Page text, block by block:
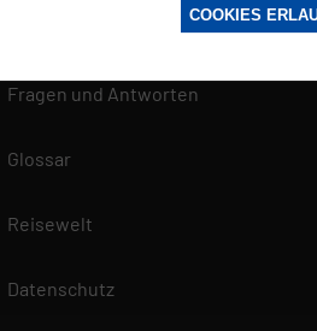
COOKIES
Fragen und Antworten
Glossar
Reisewelt
Datenschutz